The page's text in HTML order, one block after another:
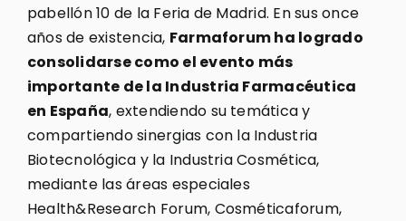
pabellón 10 de la Feria de Madrid. En sus once
años de existencia, Farmaforum ha logrado
consolidarse como el evento más
importante de la Industria Farmacéutica
en España, extendiendo su temática y
compartiendo sinergias con la Industria
Biotecnológica y la Industria Cosmética,
mediante las áreas especiales
Health&Research Forum, Cosméticaforum,